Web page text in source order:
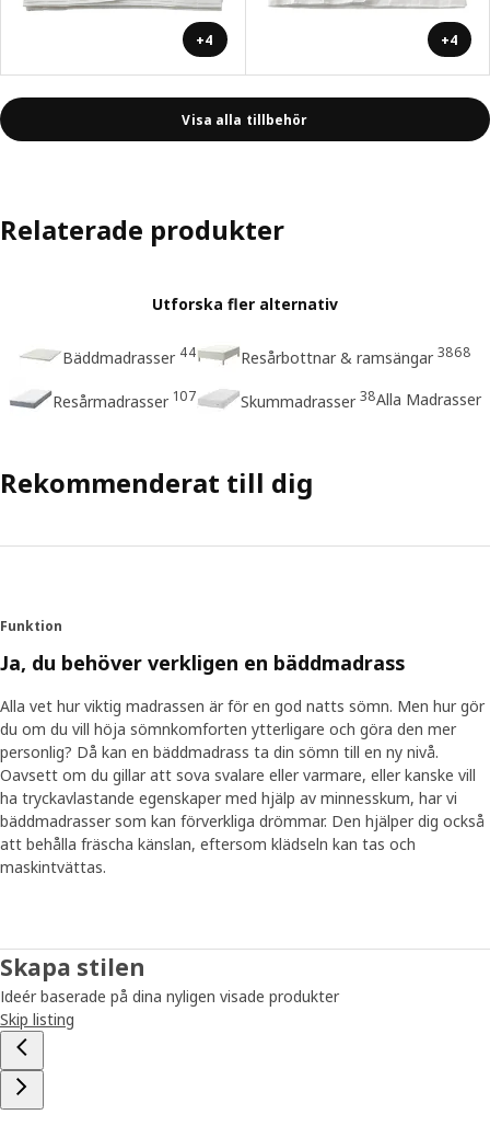
+4 +4
Visa alla tillbehör
Relaterade produkter
Utforska fler alternativ
Bäddmadrasser 44 Resårbottnar & ramsängar 3868
Resårmadrasser 107 Skummadrasser 38Alla Madrasser
Rekommenderat till dig
Funktion
Ja, du behöver verkligen en bäddmadrass
Alla vet hur viktig madrassen är för en god natts sömn. Men hur gör
du om du vill höja sömnkomforten ytterligare och göra den mer
personlig? Då kan en bäddmadrass ta din sömn till en ny nivå.
Oavsett om du gillar att sova svalare eller varmare, eller kanske vill
ha tryckavlastande egenskaper med hjälp av minnesskum, har vi
bäddmadrasser som kan förverkliga drömmar. Den hjälper dig också
att behålla fräscha känslan, eftersom klädseln kan tas och
maskintvättas.
Skapa stilen
Ideér baserade på dina nyligen visade produkter
Skip listing